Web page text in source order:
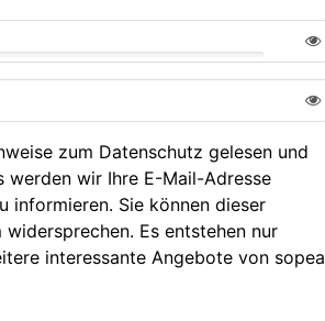
zum Datenschutz gelesen und
werden wir Ihre E-Mail-Adresse
informieren. Sie können dieser
Es entstehen nur
interessante Angebote von sopea